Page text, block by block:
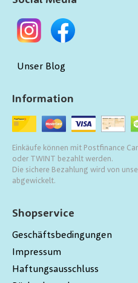
Shopservice
Geschäftsbedingungen
Impressum
Haftungsausschluss
Information
Einkäufe können mit Postfinance
oder TWINT bezahlt werden.
Die sichere Bezahlung wird von
abgewickelt.
Unser Blog